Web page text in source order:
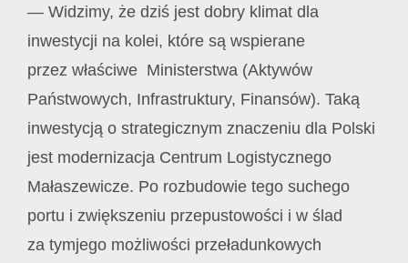
— Widzimy, że dziś jest dobry klimat dla
inwestycji na kolei, które są wspierane
przez właściwe Ministerstwa (Aktywów
Państwowych, Infrastruktury, Finansów). Taką
inwestycją o strategicznym znaczeniu dla Polski
jest modernizacja Centrum Logistycznego
Małaszewicze. Po rozbudowie tego suchego
portu i zwiększeniu przepustowości i w ślad
za tymjego możliwości przeładunkowych